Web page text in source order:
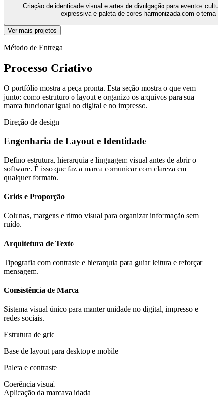
Criação de identidade visual e artes de divulgação para eventos
expressiva e paleta de cores harmonizada com o tema
Ver mais projetos
Método de Entrega
Processo Criativo
O portfólio mostra a peça pronta. Esta seção mostra o que vem
junto: como estruturo o layout e organizo os arquivos para sua
marca funcionar igual no digital e no impresso.
Direção de design
Engenharia de Layout e Identidade
Defino estrutura, hierarquia e linguagem visual antes de abrir o
software. É isso que faz a marca comunicar com clareza em
qualquer formato.
Grids e Proporção
Colunas, margens e ritmo visual para organizar informação sem
ruído.
Arquitetura de Texto
Tipografia com contraste e hierarquia para guiar leitura e reforçar
mensagem.
Consistência de Marca
Sistema visual único para manter unidade no digital, impresso e
redes sociais.
Estrutura de grid
Base de layout para desktop e mobile
Paleta e contraste
Coerência visual
Aplicação da marcavalidada